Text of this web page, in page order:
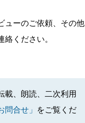
ューのご依頼、その他
ください。
載、朗読、二次利用
問合せ」
をご覧くだ